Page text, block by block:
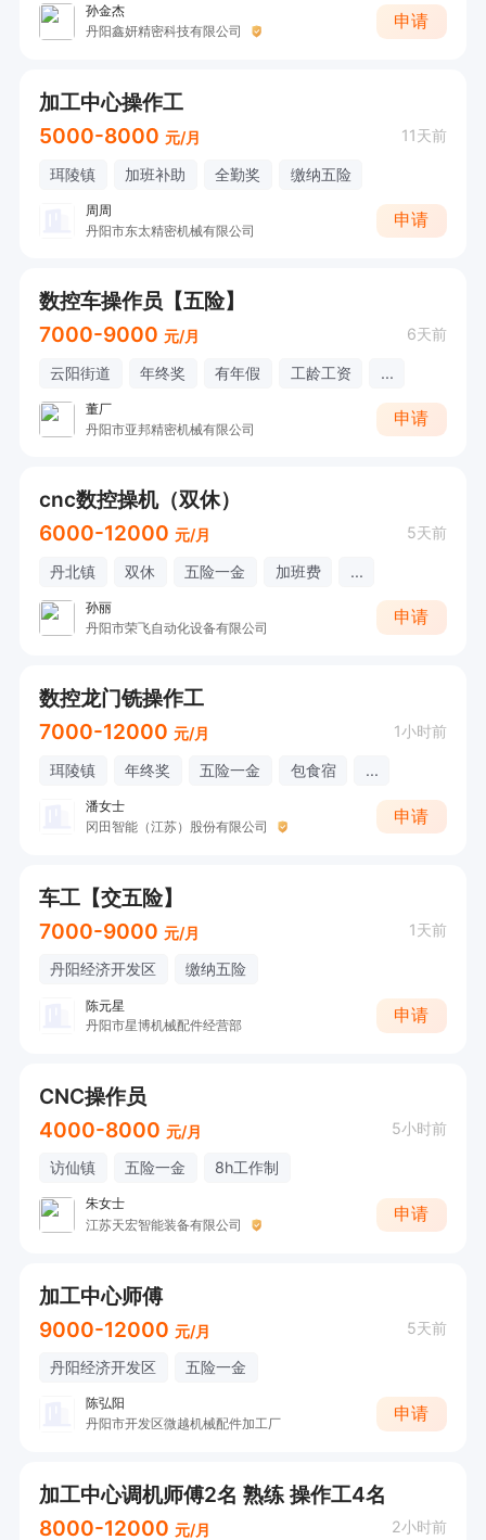
孙金杰
丹阳鑫妍精密科技有限公司
申请
加工中心操作工
5000-8000 元/月 11天前
珥陵镇 加班补助 全勤奖 缴纳五险
周周
丹阳市东太精密机械有限公司
申请
数控车操作员【五险】
7000-9000 元/月 6天前
云阳街道 年终奖 有年假 工龄工资 ...
董厂
丹阳市亚邦精密机械有限公司
申请
cnc数控操机（双休）
6000-12000 元/月 5天前
丹北镇 双休 五险一金 加班费 ...
孙丽
丹阳市荣飞自动化设备有限公司
申请
数控龙门铣操作工
7000-12000 元/月 1小时前
珥陵镇 年终奖 五险一金 包食宿 ...
潘女士
冈田智能（江苏）股份有限公司
申请
车工【交五险】
7000-9000 元/月 1天前
丹阳经济开发区 缴纳五险
陈元星
丹阳市星博机械配件经营部
申请
CNC操作员
4000-8000 元/月 5小时前
访仙镇 五险一金 8h工作制
朱女士
江苏天宏智能装备有限公司
申请
加工中心师傅
9000-12000 元/月 5天前
丹阳经济开发区 五险一金
陈弘阳
丹阳市开发区微越机械配件加工厂
申请
加工中心调机师傅2名 熟练 操作工4名
8000-12000 元/月 2小时前